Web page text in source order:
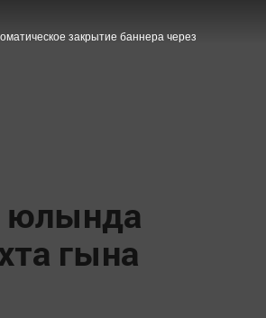
юлында
гына
закрытие баннера через